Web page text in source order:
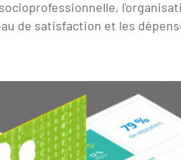
de satisfaction et les